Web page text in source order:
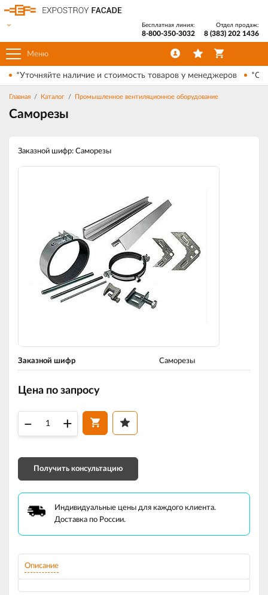
Меню
Бесплатная линия:
8-800-350-3032
Отдел продаж:
8 (383) 202 1436
*Уточняйте наличие и стоимость товаров у менеджеров
Главная Каталог Промышленное вентиляционное оборудование
Саморезы
Заказной шифр: Саморезы
Заказной шифр Саморезы
Цена по запросу
– +
Получить консультацию
Индивидуальные цены для каждого клиента.
Доставка по России.
Описание